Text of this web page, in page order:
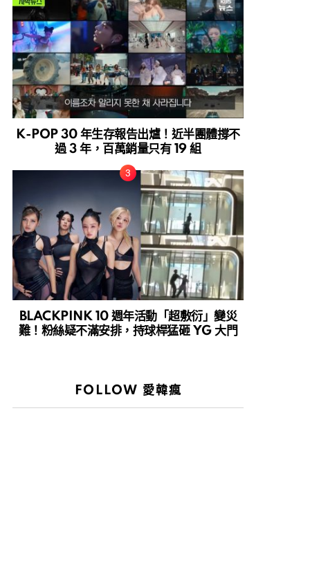
K-POP 30 年生存報告出爐！近半團體撐不
過 3 年，百萬銷量只有 19 組
BLACKPINK 10 週年活動「超敷衍」變災
難！粉絲疑不滿安排，持球桿猛砸 YG 大門
FOLLOW 愛韓瘋